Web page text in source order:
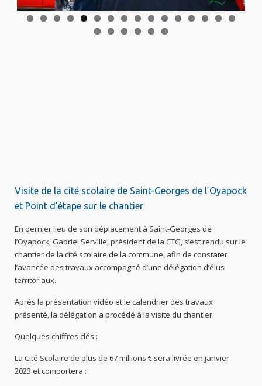
Visite de la cité scolaire de Saint-Georges de l’Oyapock
et Point d’étape sur le chantier
En dernier lieu de son déplacement à Saint-Georges de
l’Oyapock, Gabriel Serville, président de la CTG, s’est rendu sur le
chantier de la cité scolaire de la commune, afin de constater
l’avancée des travaux accompagné d’une délégation d’élus
territoriaux.
Après la présentation vidéo et le calendrier des travaux
présenté, la délégation a procédé à la visite du chantier.
Quelques chiffres clés :
La Cité Scolaire de plus de 67 millions € sera livrée en janvier
2023 et comportera :